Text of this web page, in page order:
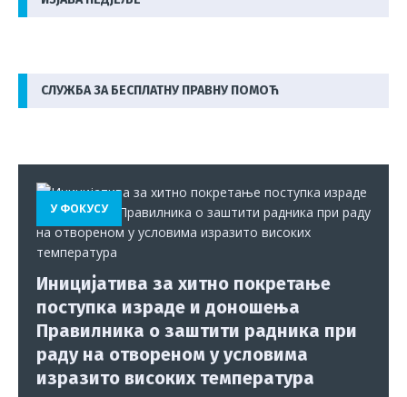
СЛУЖБА ЗА БЕСПЛАТНУ ПРАВНУ ПОМОЋ
У ФОКУСУ
Иницијатива за хитно покретање
поступка израде и доношења
Правилника о заштити радника при
раду на отвореном у условима
изразито високих температура